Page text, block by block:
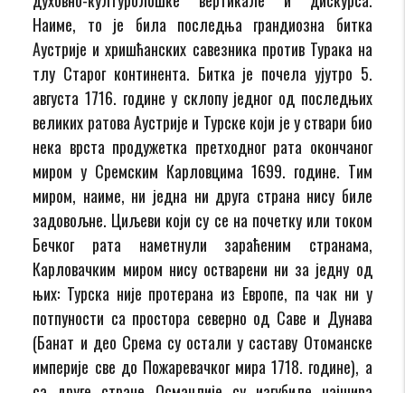
Наиме, то је била последња грандиозна битка
Аустрије и хришћанских савезника против Турака на
тлу Старог континента. Битка је почела ујутро 5.
августа 1716. године у склопу једног од последњих
великих ратова Аустрије и Турске који је у ствари био
нека врста продужетка претходног рата окончаног
миром у Сремским Карловцима 1699. године. Тим
миром, наиме, ни једна ни друга страна нису биле
задовољне. Циљеви који су се на почетку или током
Бечког рата наметнули зараћеним странама,
Карловачким миром нису остварени ни за једну од
њих: Турска није протерана из Европе, па чак ни у
потпуности са простора северно од Саве и Дунава
(Банат и део Срема су остали у саставу Отоманске
империје све до Пожаревачког мира 1718. године), а